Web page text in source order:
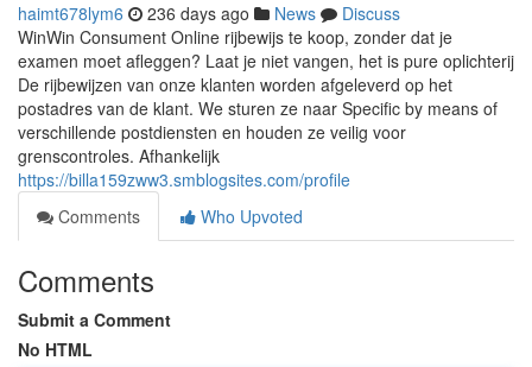
haimt678lym6 236 days ago News
Discuss
WinWin Consument Online rijbewijs te koop, zonder dat je
examen moet afleggen? Laat je niet vangen, het is pure oplichterij
De rijbewijzen van onze klanten worden afgeleverd op het
postadres van de klant. We sturen ze naar Specific by means of
verschillende postdiensten en houden ze veilig voor
grenscontroles. Afhankelijk
https://billa159zww3.smblogsites.com/profile
Comments
Who Upvoted
Comments
Submit a Comment
No HTML